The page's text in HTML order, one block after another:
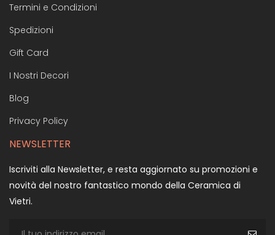
Termini e Condizioni
Spedizioni
Gift Card
I Nostri Decori
Blog
Privacy Policy
NEWSLETTER
Iscriviti alla Newsletter, e resta aggiornato su promozioni e
novità del nostro fantastico mondo della Ceramica di
Vietri.